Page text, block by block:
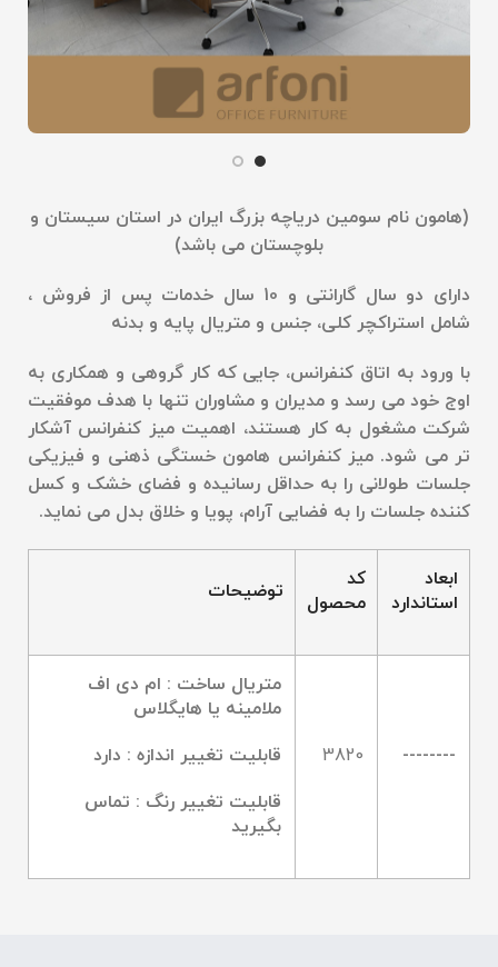
(هامون نام سومین دریاچه بزرگ ایران در استان سیستان و
بلوچستان می باشد)
دارای دو سال گارانتی و 10 سال خدمات پس از فروش ،
شامل استراکچر کلی، جنس و متریال پایه و بدنه
با ورود به اتاق کنفرانس، جایی که کار گروهی و همکاری به
اوج خود می رسد و مدیران و مشاوران تنها با هدف موفقیت
شرکت مشغول به کار هستند، اهمیت میز کنفرانس آشکار
تر می شود. میز کنفرانس هامون خستگی ذهنی و فیزیکی
جلسات طولانی را به حداقل رسانیده و فضای خشک و کسل
کننده جلسات را به فضایی آرام، پویا و خلاق بدل می نماید.
ابعاد
استاندارد
کد
محصول
توضیحات
--------
3820
متریال ساخت : ام دی اف
ملامینه یا هایگلاس
قابلیت تغییر اندازه : دارد
قابلیت تغییر رنگ : تماس
بگیرید